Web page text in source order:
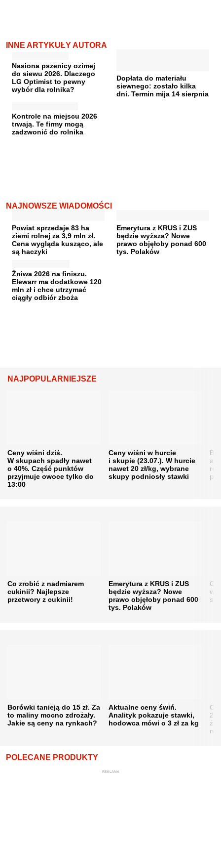
INNE ARTYKUŁY AUTORA
Nasiona pszenicy ozimej
do siewu 2026. Dlaczego
LG Optimist to pewny
wybór dla rolnika?
Dopłata do materiału
siewnego: zostało kilka
dni. Termin mija 14 sierpnia
Kontrole na miejscu 2026
trwają. Te firmy mogą
zadzwonić do rolnika
NAJNOWSZE WIADOMOŚCI
Powiat sprzedaje 83 ha
ziemi rolnej za 3,9 mln zł.
Cena wygląda kusząco, ale
są haczyki
Emerytura z KRUS i ZUS
będzie wyższa? Nowe
prawo objęłoby ponad 600
tys. Polaków
Żniwa 2026 na finiszu.
Elewarr ma dodatkowe 120
mln zł i chce utrzymać
ciągły odbiór zboża
NAJPOPULARNIEJSZE
Ceny wiśni dziś.
W skupach spadły nawet
o 40%. Część punktów
przyjmuje owoce tylko do
13:00
Ceny wiśni w hurcie
i skupie (23.07.). W hurcie
nawet 20 zł/kg, wybrane
skupy podniosły stawki
Co zrobić z nadmiarem
cukinii? Najlepsze
przetwory z cukinii!
Emerytura z KRUS i ZUS
będzie wyższa? Nowe
prawo objęłoby ponad 600
tys. Polaków
w
Borówki tanieją do 15 zł. Za
to maliny mocno zdrożały.
Jakie są ceny na rynkach?
Aktualne ceny świń.
Analityk pokazuje stawki,
hodowca mówi o 3 zł za kg
POLECANE PRODUKTY
REKLAMA